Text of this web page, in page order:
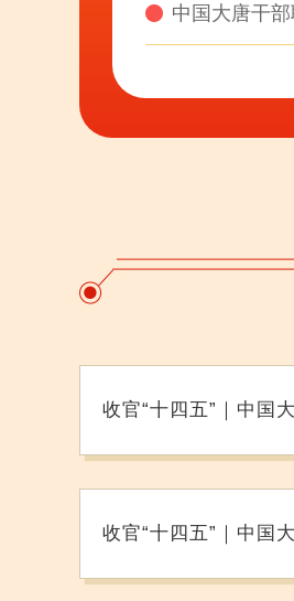
中国大唐干
收官“十四五”｜中国
收官“十四五”｜中国